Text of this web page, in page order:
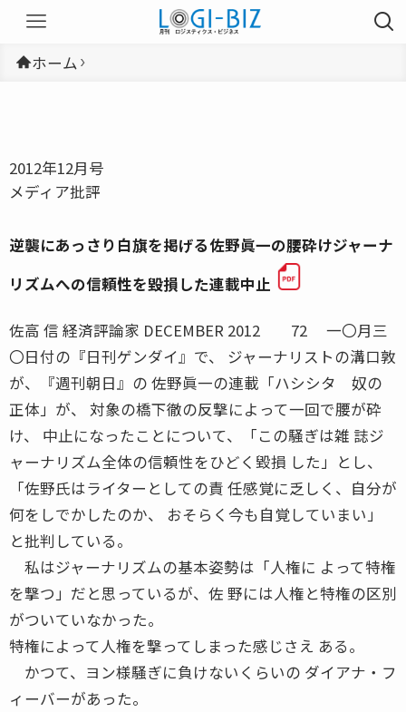
ホーム
2012年12月号
メディア批評
逆襲にあっさり白旗を掲げる佐野眞一の腰砕けジャーナ
リズムへの信頼性を毀損した連載中止
佐高 信 経済評論家 DECEMBER 2012 72 一〇月三
〇日付の『日刊ゲンダイ』で、 ジャーナリストの溝口敦
が、『週刊朝日』の 佐野眞一の連載「ハシシタ 奴の
正体」が、 対象の橋下徹の反撃によって一回で腰が砕
け、 中止になったことについて、「この騒ぎは雑 誌ジ
ャーナリズム全体の信頼性をひどく毀損 した」とし、
「佐野氏はライターとしての責 任感覚に乏しく、自分が
何をしでかしたのか、 おそらく今も自覚していまい」
と批判している。
私はジャーナリズムの基本姿勢は「人権に よって特権
を撃つ」だと思っているが、佐 野には人権と特権の区別
がついていなかった。
特権によって人権を撃ってしまった感じさえ ある。
かつて、ヨン様騒ぎに負けないくらいの ダイアナ・フ
ィーバーがあった。